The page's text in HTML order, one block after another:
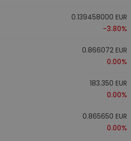
0.139458000 EUR
-3.80%
0.866072 EUR
0.00%
183.350 EUR
0.00%
0.865650 EUR
0.00%